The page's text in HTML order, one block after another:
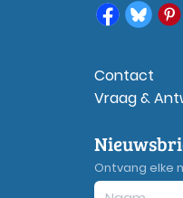
Contact
Vraag &
Ontvang elke